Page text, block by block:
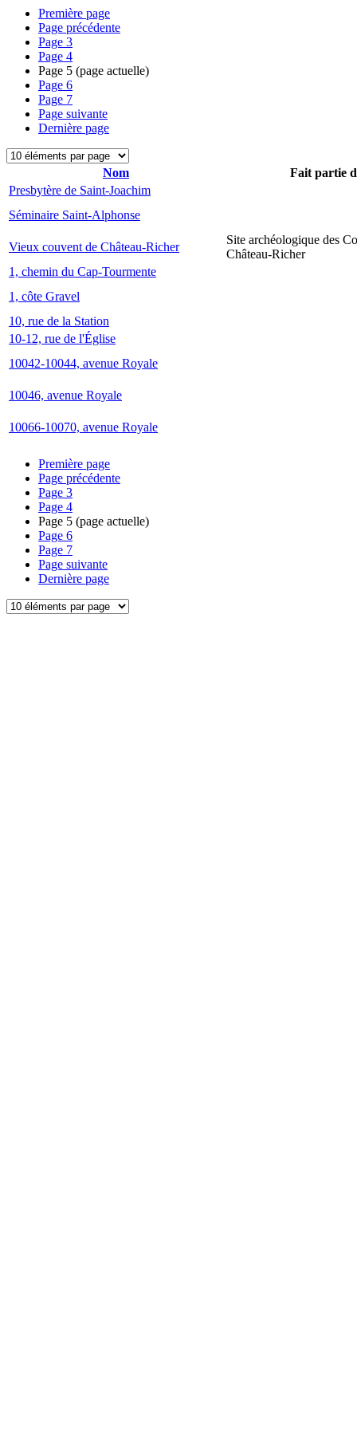
Première page
Page précédente
Page 3
Page 4
Page 5 (page actuelle)
Page 6
Page 7
Page suivante
Dernière page
Nom
Fait partie
Presbytère de Saint-Joachim
Séminaire Saint-Alphonse
Vieux couvent de Château-Richer
Site archéologique des
Château-Richer
1, chemin du Cap-Tourmente
1, côte Gravel
10, rue de la Station
10-12, rue de l'Église
10042-10044, avenue Royale
10046, avenue Royale
10066-10070, avenue Royale
Première page
Page précédente
Page 3
Page 4
Page 5 (page actuelle)
Page 6
Page 7
Page suivante
Dernière page